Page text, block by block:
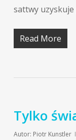
sattwy
Read More
Tylko
Autor: Piotr Kunstler